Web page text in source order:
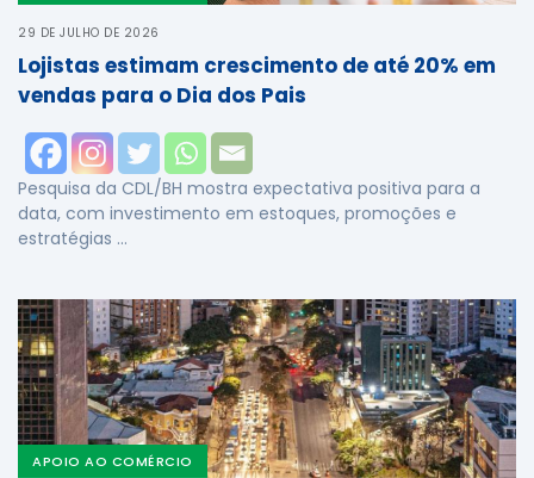
29 DE JULHO DE 2026
Lojistas estimam crescimento de até 20% em
vendas para o Dia dos Pais
Pesquisa da CDL/BH mostra expectativa positiva para a
data, com investimento em estoques, promoções e
estratégias …
APOIO AO COMÉRCIO